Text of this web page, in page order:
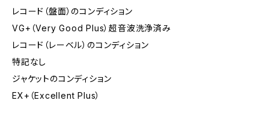
レコード（盤面）のコンディション
VG+（Very Good Plus）超音波洗浄済み
レコード（レーベル）のコンディション
特記なし
ジャケットのコンディション
EX+（Excellent Plus）